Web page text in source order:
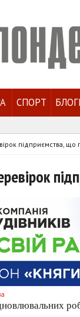
СПОРТ
підприємства,